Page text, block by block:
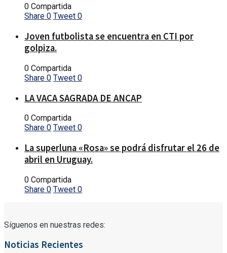
0 Compartida
Share 0 Tweet 0
Joven futbolista se encuentra en CTI por
golpiza.
0 Compartida
Share 0 Tweet 0
LA VACA SAGRADA DE ANCAP
0 Compartida
Share 0 Tweet 0
La superluna «Rosa» se podrá disfrutar el 26 de
abril en Uruguay.
0 Compartida
Share 0 Tweet 0
Síguenos en nuestras redes:
Noticias Recientes